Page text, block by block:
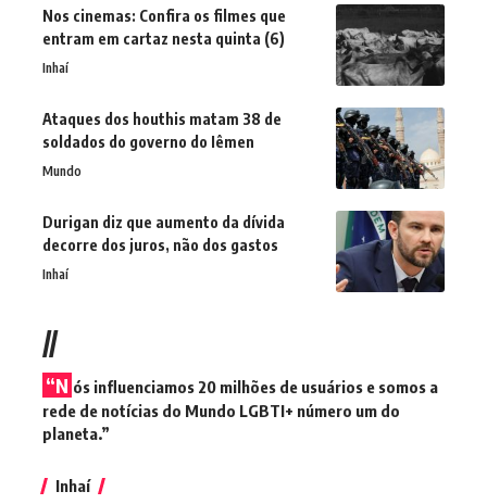
Nos cinemas: Confira os filmes que
entram em cartaz nesta quinta (6)
Inhaí
Ataques dos houthis matam 38 de
soldados do governo do Iêmen
Mundo
Durigan diz que aumento da dívida
decorre dos juros, não dos gastos
Inhaí
//
“N ós influenciamos 20 milhões de usuários e somos a
rede de notícias do Mundo LGBTI+ número um do
planeta.”
Inhaí